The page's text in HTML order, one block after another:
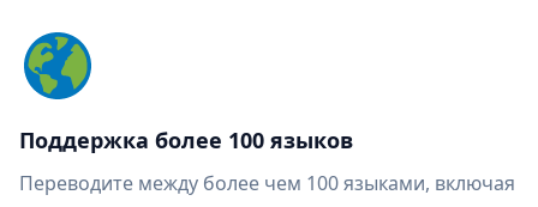
Поддержка более 100 языков
Переводите между более чем 100 языками, включая